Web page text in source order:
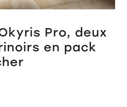
Pro, deux
en pack